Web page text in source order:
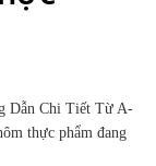
Dẫn Chi Tiết Từ A-
thực phẩm đang